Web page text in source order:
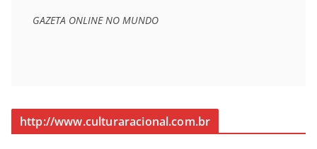
GAZETA ONLINE NO MUNDO
http://www.culturaracional.com.br